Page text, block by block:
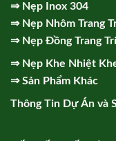
⇒ Nẹp Inox 304
⇒ Nẹp Nhôm Trang
⇒ Nẹp Đồng Trang Trí
⇒ Nẹp Khe Nhiệt
⇒Sản Phẩm Khác
Thông Tin Dự Án và